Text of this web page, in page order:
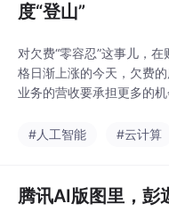
度“登山”
对欠费“零容忍”这事儿，
格日渐上涨的今天，欠费
业务的营收要承担更多的
势。这些产品和服务的细
#人工智能 #云计算
腾讯AI版图里，彭